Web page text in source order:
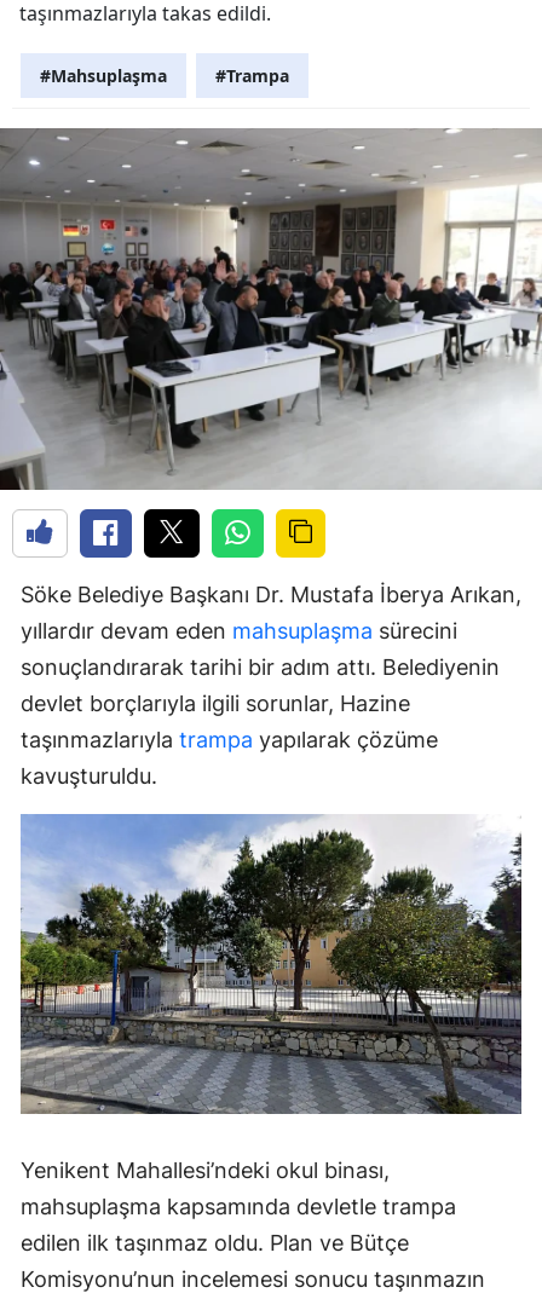
taşınmazlarıyla takas edildi.
#Mahsuplaşma #Trampa
Söke Belediye Başkanı Dr. Mustafa İberya Arıkan,
yıllardır devam eden mahsuplaşma sürecini
sonuçlandırarak tarihi bir adım attı. Belediyenin
devlet borçlarıyla ilgili sorunlar, Hazine
taşınmazlarıyla trampa yapılarak çözüme
kavuşturuldu.
Yenikent Mahallesi’ndeki okul binası,
mahsuplaşma kapsamında devletle trampa
edilen ilk taşınmaz oldu. Plan ve Bütçe
Komisyonu’nun incelemesi sonucu taşınmazın